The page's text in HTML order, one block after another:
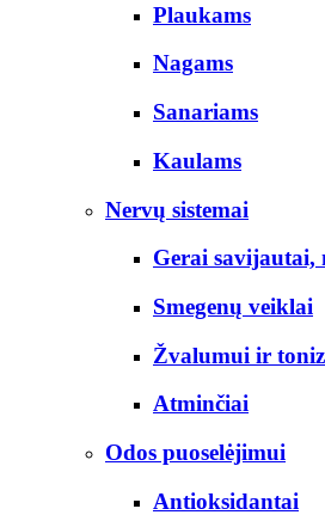
Plaukams
Nagams
Sanariams
Kaulams
Nervų sistemai
Gerai savijautai,
Smegenų veiklai
Žvalumui ir
Atminčiai
Odos puoselėjimui
Antioksidantai